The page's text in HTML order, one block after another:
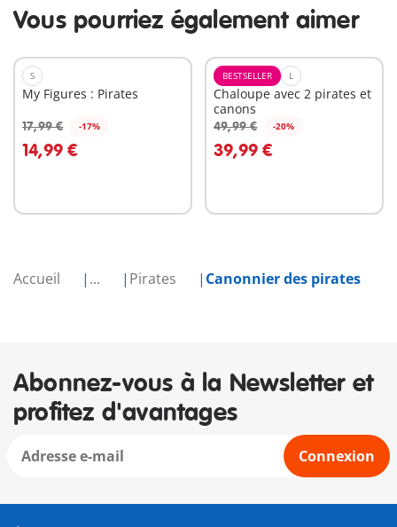
Accueil ... Pirates Canonnier des pirates
Vous pourriez également aimer
S
My Figures : Pirates
17,99 € -17%
14,99 €
Au panier
BESTSELLER L
Chaloupe avec 2 pirates et
canons
49,99 € -20%
39,99 €
Au panier
Abonnez-vous à la Newsletter et
profitez d'avantages
Connexion